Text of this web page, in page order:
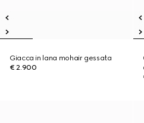
Giacca in lana mohair gessata
€ 2.900